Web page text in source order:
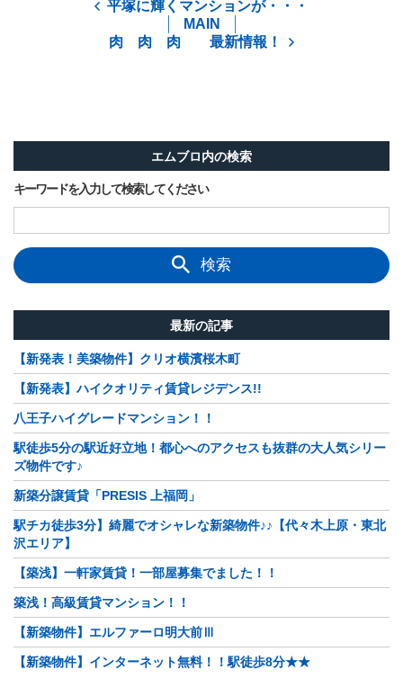
平塚に輝くマンションが・・・
MAIN
肉 肉 肉 最新情報！
エムブロ内の検索
キーワードを入力して検索してください
検索
最新の記事
【新発表！美築物件】クリオ横濱桜木町
【新発表】ハイクオリティ賃貸レジデンス!!
八王子ハイグレードマンション！！
駅徒歩5分の駅近好立地！都心へのアクセスも抜群の大人気シリー
ズ物件です♪
新築分譲賃貸「PRESIS 上福岡」
駅チカ徒歩3分】綺麗でオシャレな新築物件♪♪【代々木上原・東北
沢エリア】
【築浅】一軒家賃貸！一部屋募集でました！！
築浅！高級賃貸マンション！！
【新築物件】エルファーロ明大前Ⅲ
【新築物件】インターネット無料！！駅徒歩8分★★